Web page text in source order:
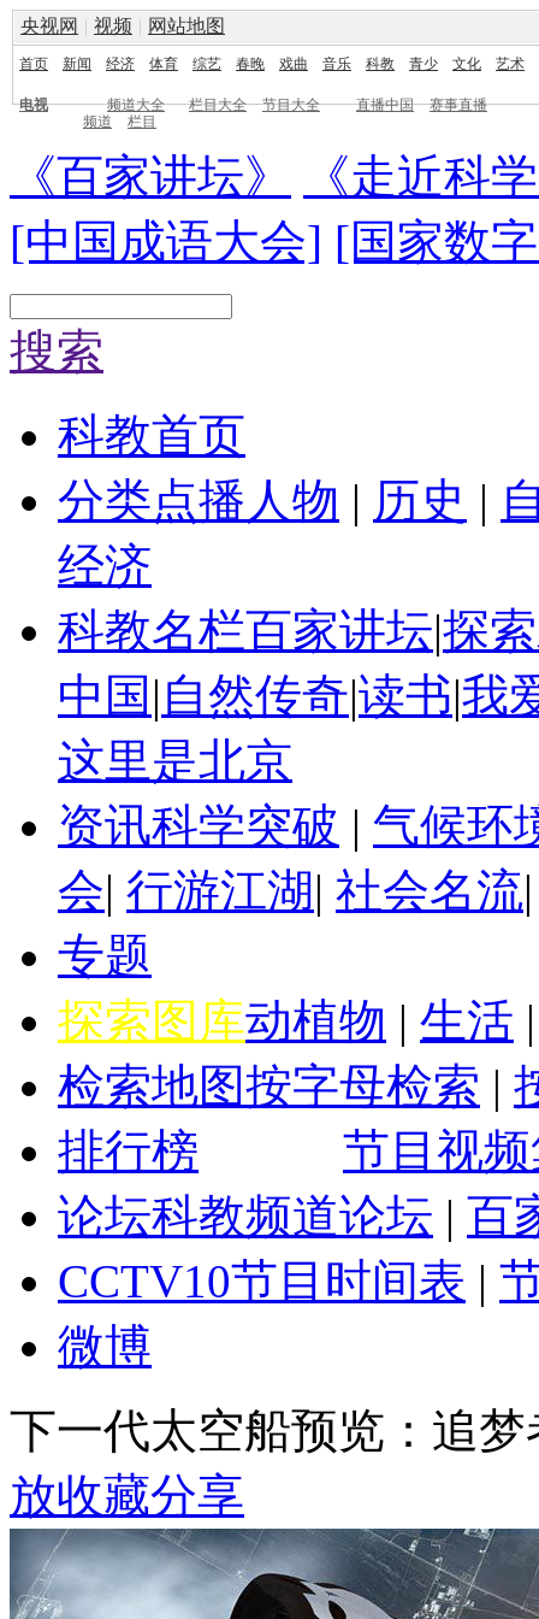
央视网 | 视频 | 网站地图
首页 新闻 经济 体育 综艺 春晚 戏曲 音乐 科教 青少 文化 艺术
电视 频道大全 栏目大全 节目大全 直播中国
赛事直播
频道
栏目
《百家讲坛》
《走近科
[中国成语大会] [国家数
搜索
科教首页
分类点播 人物 | 历史 |
经济
科教名栏百家讲坛|探
中国 |自然传奇|读书|我
这里是北京
资讯科学突破 | 气候环
会| 行游江湖| 社会名流
专题
探索图库动植物 | 生活
检索地图按字母检索 |
排行榜
节目视
论坛科教频道论坛 | 百
CCTV10节目时间表 |
微博
下一代太空船预览：追
放收藏分享